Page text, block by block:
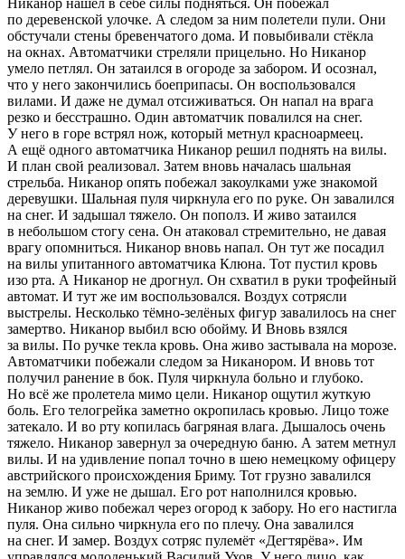
по деревенской улочке. А следом за ним полетели пули. Они
обстучали стены бревенчатого дома. И повыбивали стёкла
на окнах. Автоматчики стреляли прицельно. Но Никанор
умело петлял. Он затаился в огороде за забором. И осознал,
что у него закончились боеприпасы. Он воспользовался
вилами. И даже не думал отсиживаться. Он напал на врага
резко и бесстрашно. Один автоматчик повалился на снег.
У него в горе встрял нож, который метнул красноармеец.
А ещё одного автоматчика Никанор решил поднять на вилы.
И план свой реализовал. Затем вновь началась шальная
стрельба. Никанор опять побежал закоулками уже знакомой
деревушки. Шальная пуля чиркнула его по руке. Он завалился
на снег. И задышал тяжело. Он пополз. И живо затаился
в небольшом стогу сена. Он атаковал стремительно, не давая
врагу опомниться. Никанор вновь напал. Он тут же посадил
на вилы упитанного автоматчика Клюна. Тот пустил кровь
изо рта. А Никанор не дрогнул. Он схватил в руки трофейный
автомат. И тут же им воспользовался. Воздух сотрясли
выстрелы. Несколько тёмно-зелёных фигур завалилось на снег
замертво. Никанор выбил всю обойму. И Вновь взялся
за вилы. По ручке текла кровь. Она живо застывала на морозе.
Автоматчики побежали следом за Никанором. И вновь тот
получил ранение в бок. Пуля чиркнула больно и глубоко.
Но всё же пролетела мимо цели. Никанор ощутил жуткую
боль. Его телогрейка заметно окропилась кровью. Лицо тоже
затекало. И во рту копилась багряная влага. Дышалось очень
тяжело. Никанор завернул за очередную баню. А затем метнул
вилы. И на удивление попал точно в шею немецкому офицеру
австрийского происхождения Бриму. Тот грузно завалился
на землю. И уже не дышал. Его рот наполнился кровью.
Никанор живо побежал через огород к забору. Но его настигла
пуля. Она сильно чиркнула его по плечу. Она завалился
на снег. И замер. Воздух сотряс пулемёт «Дегтярёва». Им